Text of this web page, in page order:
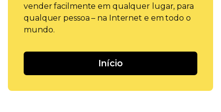
vender facilmente em qualquer lugar, para
qualquer pessoa – na Internet e em todo o
mundo.
Início